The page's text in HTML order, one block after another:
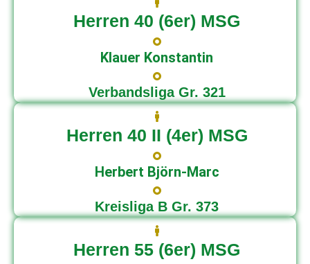
Herren 40 (6er) MSG
Klauer Konstantin
Verbandsliga Gr. 321
Herren 40 II (4er) MSG
Herbert Björn-Marc
Kreisliga B Gr. 373
Herren 55 (6er) MSG